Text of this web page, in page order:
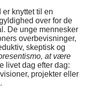
er knyttet til en
over for de
De unge mennesker
overbevisninger,
skeptisk og
at være
livet dag efter dag:
projekter eller